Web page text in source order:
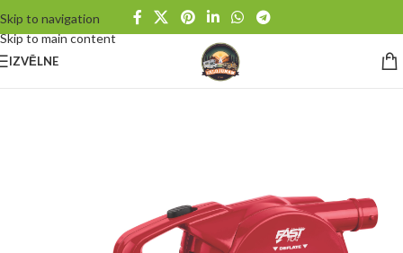
Skip to navigation
Skip to main content
IZVĒLNE